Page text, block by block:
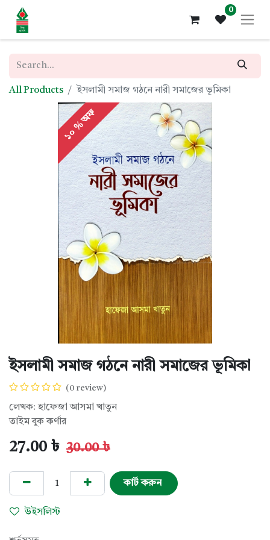
0
All Products ইসলামী সমাজ গঠনে নারী সমাজের ভূমিকা
১০ % অফ
ইসলামী সমাজ গঠনে নারী সমাজের ভূমিকা
(0 review)
লেখক: হাফেজা আসমা খাতুন
তাইম বুক কর্ণার
27.00 ৳ 30.00৳
কার্ট করুন
উইসলিস্ট